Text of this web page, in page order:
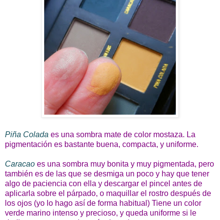
Piña Colada es una sombra mate de color mostaza. La
pigmentación es bastante buena, compacta, y uniforme.
Caracao es una sombra muy bonita y muy pigmentada, pero
también es de las que se desmiga un poco y hay que tener
algo de paciencia con ella y descargar el pincel antes de
aplicarla sobre el párpado, o maquillar el rostro después de
los ojos (yo lo hago así de forma habitual) Tiene un color
verde marino intenso y precioso, y queda uniforme si le